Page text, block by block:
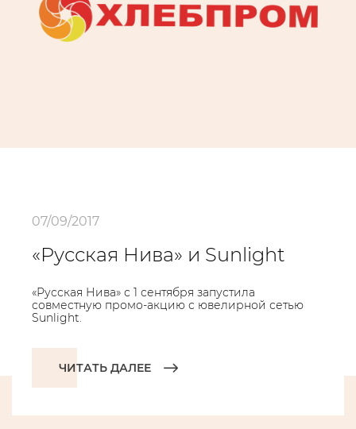
07/09/2017
«Русская Нива» и Sunlight
«Русская Нива» с 1 сентября запустила
совместную промо-акцию с ювелирной сетью
Sunlight.
ЧИТАТЬ ДАЛЕЕ